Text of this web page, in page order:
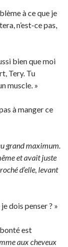
à ce que je
n’est-ce pas,
bien que moi
Tery. Tu
muscle. »
à manger ce
grand maximum.
et avait juste
d’elle, levant
dois penser ? »
est
aux cheveux